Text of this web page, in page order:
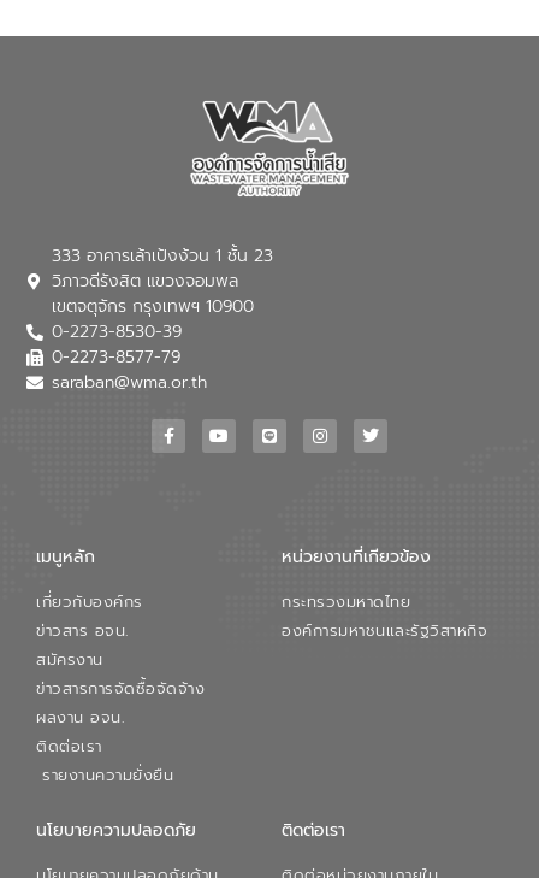
ณ เทศบาลตำบลบางเลน จังหวัดนครปฐม
333 อาคารเล้าเป้งง้วน 1 ชั้น 23
วิภาวดีรังสิต แขวงจอมพล
เขตจตุจักร กรุงเทพฯ 10900
0-2273-8530-39
0-2273-8577-79
saraban@wma.or.th
เมนูหลัก
เกี่ยวกับองค์กร
ข่าวสาร อจน.
สมัครงาน
ข่าวสารการจัดซื้อจัดจ้าง
ผลงาน อจน.
ติดต่อเรา
รายงานความยั่งยืน
หน่วยงานที่เกียวข้อง
กระทรวงมหาดไทย
องค์การมหาชนและรัฐวิสาหกิจ
นโยบายความปลอดภัย ติดต่อเรา